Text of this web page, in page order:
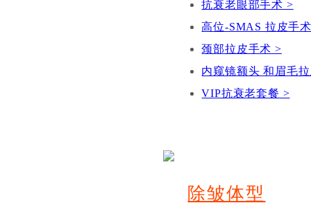
抗衰老眼部手术 >
高位-SMAS 拉皮手
颈部拉皮手术 >
内窥镜额头 和眉毛
VIP抗衰老套餐 >
除皱体型